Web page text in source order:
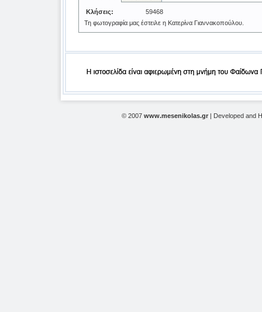
Κλήσεις:
59468
Τη φωτογραφία μας έστειλε η Κατερίνα Γιαννακοπούλου.
© 2007 www.mesenikolas.gr | Developed and